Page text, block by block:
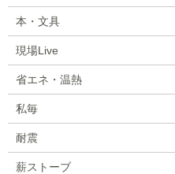
本・文具
現場Live
省エネ・温熱
私毎
耐震
薪ストーブ